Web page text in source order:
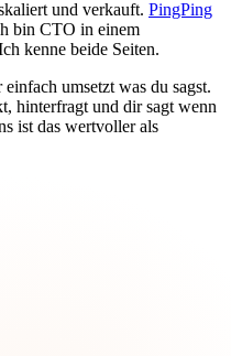
und verkauft. PingPing
bin CTO in einem
kenne beide Seiten.
umsetzt was du sagst.
hinterfragt und dir sagt wenn
ist das wertvoller als